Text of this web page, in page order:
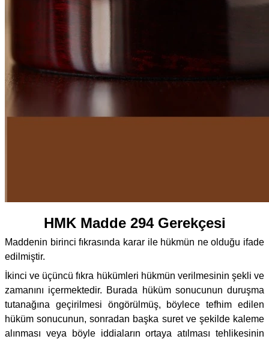
HMK Madde 294 Gerekçesi
Maddenin birinci fıkrasında karar ile hükmün ne olduğu ifade
edilmiştir.
İkinci ve üçüncü fıkra hükümleri hükmün verilmesinin şekli ve
zamanını içermektedir. Burada hüküm sonucunun duruşma
tutanağına geçirilmesi öngörülmüş, böylece tefhim edilen
hüküm sonucunun, sonradan başka suret ve şekilde kaleme
alınması veya böyle iddiaların ortaya atılması tehlikesinin